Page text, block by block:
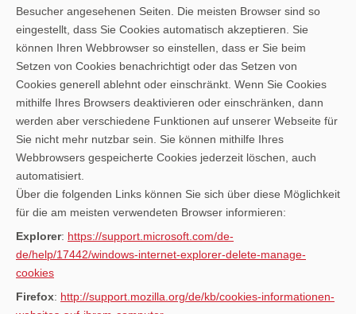
Besucher angesehenen Seiten. Die meisten Browser sind so
eingestellt, dass Sie Cookies automatisch akzeptieren. Sie
können Ihren Webbrowser so einstellen, dass er Sie beim
Setzen von Cookies benachrichtigt oder das Setzen von
Cookies generell ablehnt oder einschränkt. Wenn Sie Cookies
mithilfe Ihres Browsers deaktivieren oder einschränken, dann
werden aber verschiedene Funktionen auf unserer Webseite für
Sie nicht mehr nutzbar sein. Sie können mithilfe Ihres
Webbrowsers gespeicherte Cookies jederzeit löschen, auch
automatisiert.
Über die folgenden Links können Sie sich über diese Möglichkeit
für die am meisten verwendeten Browser informieren:
Explorer: https://support.microsoft.com/de-
de/help/17442/windows-internet-explorer-delete-manage-
cookies
Firefox: http://support.mozilla.org/de/kb/cookies-informationen-